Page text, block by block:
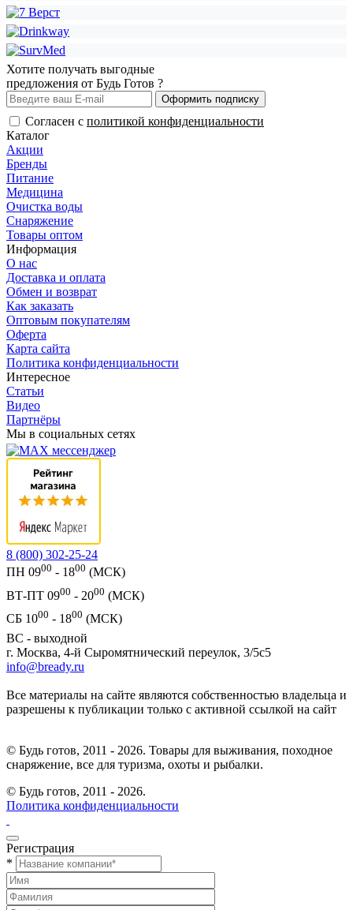
Хотите получать выгодные
предложения от Будь Готов ?
Оформить подписку
Согласен с политикой конфиденциальности
Каталог
Акции
Бренды
Питание
Медицина
Очистка воды
Снаряжение
Товары оптом
Информация
О нас
Доставка и оплата
Обмен и возврат
Как заказать
Оптовым покупателям
Оферта
Карта сайта
Политика конфиденциальности
Интересное
Статьи
Видео
Партнёры
Мы в социальных сетях
8 (800) 302-25-24
ПН 0900 - 1800 (МСК)
ВТ-ПТ 0900 - 2000 (МСК)
СБ 1000 - 1800 (МСК)
ВС - выходной
г. Москва, 4-й Сыромятнический переулок, 3/5с5
info@bready.ru
Все материалы на сайте являются собственностью владельца и
разрешены к публикации только с активной ссылкой на сайт
© Будь готов, 2011 - 2026. Товары для выживания, походное
снаряжение, все для туризма, охоты и рыбалки.
© Будь готов, 2011 - 2026.
Политика конфиденциальности
Регистрация
*